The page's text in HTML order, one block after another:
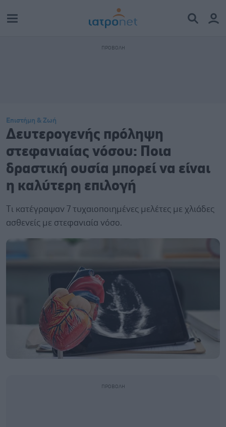
Επιστήμη & Ζωή
Δευτερογενής πρόληψη
στεφανιαίας νόσου: Ποια
δραστική ουσία μπορεί να είναι
η καλύτερη επιλογή
Tι κατέγραψαν 7 τυχαιοποιημένες μελέτες με χλιάδες
ασθενείς με στεφανιαία νόσο.